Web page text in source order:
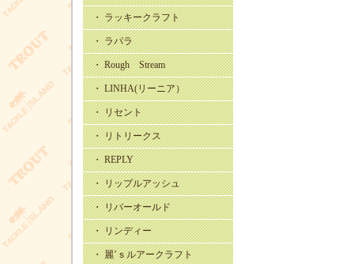
・ ラッキークラフト
・ ラパラ
・ Rough Stream
・ LINHA(リーニア）
・ リセント
・ リトリークス
・ REPLY
・ リップルアッシュ
・ リバーオールド
・ リンディー
・ 麗’ｓルアークラフト